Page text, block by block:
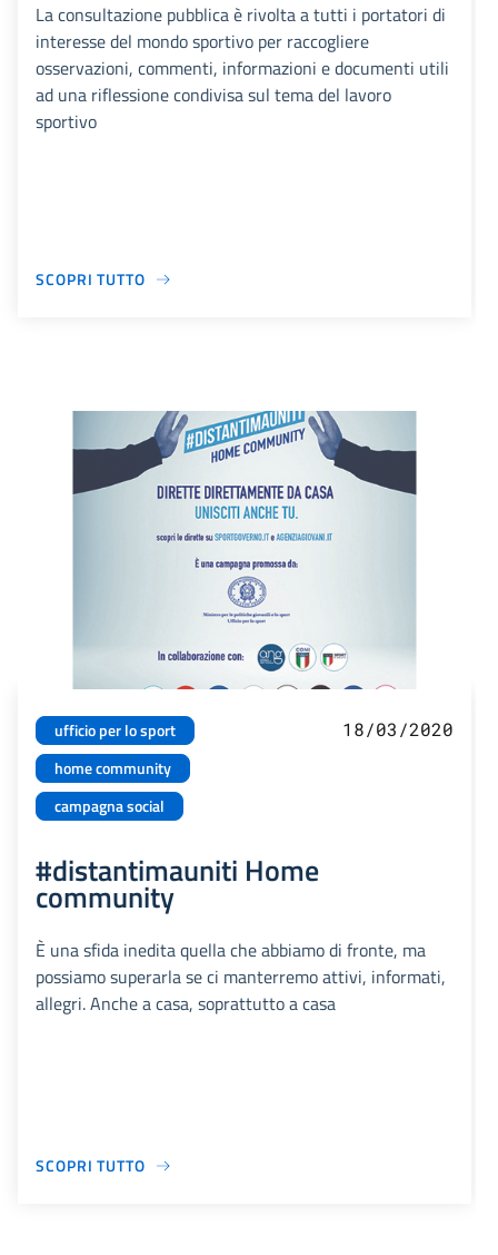
La consultazione pubblica è rivolta a tutti i portatori di
interesse del mondo sportivo per raccogliere
osservazioni, commenti, informazioni e documenti utili
ad una riflessione condivisa sul tema del lavoro
sportivo
SCOPRI TUTTO
ufficio per lo sport
home community
campagna social
18/03/2020
#distantimauniti Home
community
È una sfida inedita quella che abbiamo di fronte, ma
possiamo superarla se ci manterremo attivi, informati,
allegri. Anche a casa, soprattutto a casa
SCOPRI TUTTO